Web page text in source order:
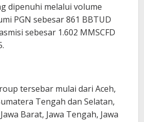
dipenuhi melalui volume
PGN sebesar 861 BBTUD
sebesar 1.602 MMSCFD
tersebar mulai dari Aceh,
Tengah dan Selatan,
Barat, Jawa Tengah, Jawa